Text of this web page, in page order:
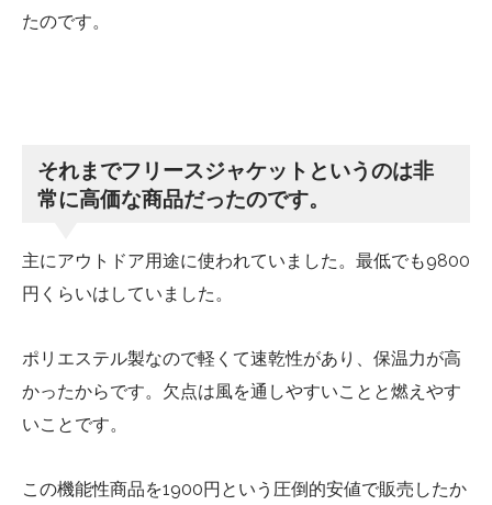
たのです。
それまでフリースジャケットというのは非
常に高価な商品だったのです。
主にアウトドア用途に使われていました。最低でも9800
円くらいはしていました。
ポリエステル製なので軽くて速乾性があり、保温力が高
かったからです。欠点は風を通しやすいことと燃えやす
いことです。
この機能性商品を1900円という圧倒的安値で販売したか